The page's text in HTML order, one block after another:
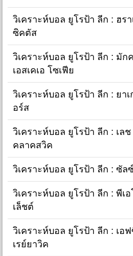
วิเคราะห์บอล ยูโรป้า ลีก : ฮรา
ซิคตัส
วิเคราะห์บอล ยูโรป้า ลีก : มัก
เอสเคเอ โซเฟีย
วิเคราะห์บอล ยูโรป้า ลีก : ยาเ
อร์ส
วิเคราะห์บอล ยูโรป้า ลีก : เล
คลาคสวิค
วิเคราะห์บอล ยูโรป้า ลีก : ซัล
วิเคราะห์บอล ยูโรป้า ลีก : พีเ
เล็ชต์
วิเคราะห์บอล ยูโรป้า ลีก : เอ
เรย์ยาวิค